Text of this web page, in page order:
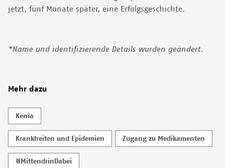
jetzt, fünf Monate später, eine Erfolgsgeschichte.
*Name und identifizierende Details wurden geändert.
Mehr dazu
Kenia
Krankheiten und Epidemien Zugang zu Medikamenten
#MittendrinDabei